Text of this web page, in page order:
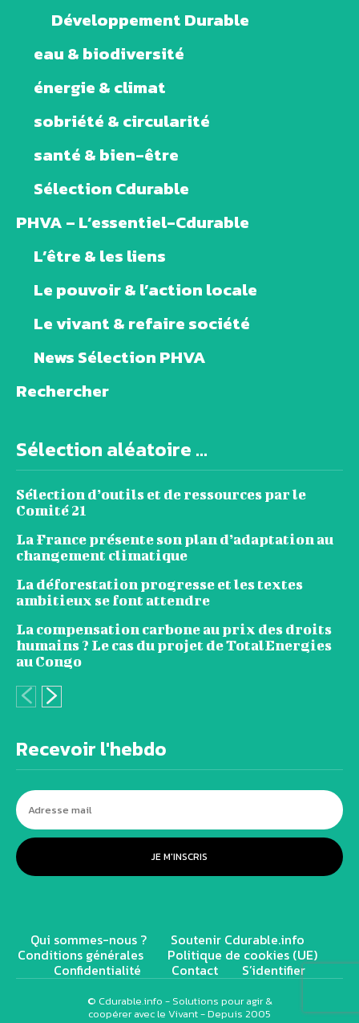
Développement Durable
eau & biodiversité
énergie & climat
sobriété & circularité
santé & bien-être
Sélection Cdurable
PHVA – L’essentiel-Cdurable
L’être & les liens
Le pouvoir & l’action locale
Le vivant & refaire société
News Sélection PHVA
Rechercher
Sélection aléatoire ...
Sélection d’outils et de ressources par le
Comité 21
La France présente son plan d’adaptation au
changement climatique
La déforestation progresse et les textes
ambitieux se font attendre
La compensation carbone au prix des droits
humains ? Le cas du projet de TotalEnergies
au Congo
Recevoir l'hebdo
JE M'INSCRIS
Qui sommes-nous ? Soutenir Cdurable.info
Conditions générales Politique de cookies (UE)
Confidentialité Contact S’identifier
© Cdurable.info - Solutions pour agir &
coopérer avec le Vivant - Depuis 2005